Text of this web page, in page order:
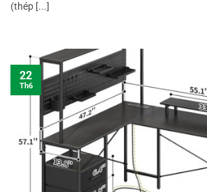
(thép [...]
22
Th6